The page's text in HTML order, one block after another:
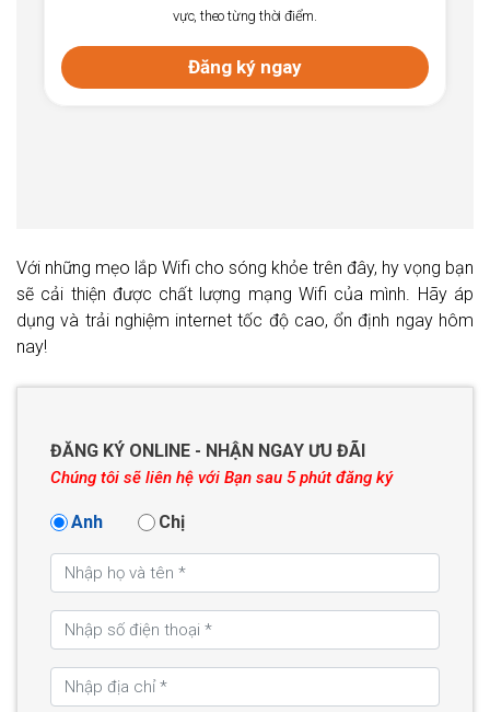
vực, theo từng thời điểm.
Đăng ký ngay
Với những mẹo lắp Wifi cho sóng khỏe trên đây, hy vọng bạn
sẽ cải thiện được chất lượng mạng Wifi của mình. Hãy áp
dụng và trải nghiệm internet tốc độ cao, ổn định ngay hôm
nay!
ĐĂNG KÝ ONLINE - NHẬN NGAY ƯU ĐÃI
Chúng tôi sẽ liên hệ với Bạn sau 5 phút đăng ký
Anh Chị